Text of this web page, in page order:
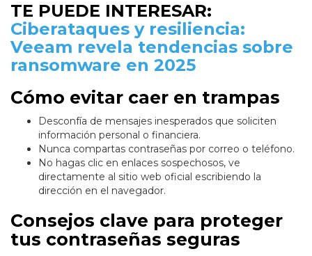
TE PUEDE INTERESAR:
Ciberataques y resiliencia:
Veeam revela tendencias sobre
ransomware en 2025
Cómo evitar caer en trampas
Desconfía de mensajes inesperados que soliciten
información personal o financiera.
Nunca compartas contraseñas por correo o teléfono.
No hagas clic en enlaces sospechosos, ve
directamente al sitio web oficial escribiendo la
dirección en el navegador.
Consejos clave para proteger
tus contraseñas seguras